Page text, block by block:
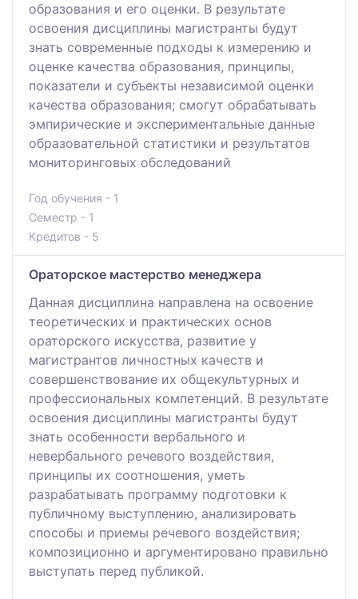
образования и его оценки. В результате
освоения дисциплины магистранты будут
знать современные подходы к измерению и
оценке качества образования, принципы,
показатели и субъекты независимой оценки
качества образования; смогут обрабатывать
эмпирические и экспериментальные данные
образовательной статистики и результатов
мониторинговых обследований
Год обучения - 1
Семестр - 1
Кредитов - 5
Ораторское мастерство менеджера
Данная дисциплина направлена на освоение
теоретических и практических основ
ораторского искусства, развитие у
магистрантов личностных качеств и
совершенствование их общекультурных и
профессиональных компетенций. В результате
освоения дисциплины магистранты будут
знать особенности вербального и
невербального речевого воздействия,
принципы их соотношения, уметь
разрабатывать программу подготовки к
публичному выступлению, анализировать
способы и приемы речевого воздействия;
композиционно и аргументировано правильно
выступать перед публикой.